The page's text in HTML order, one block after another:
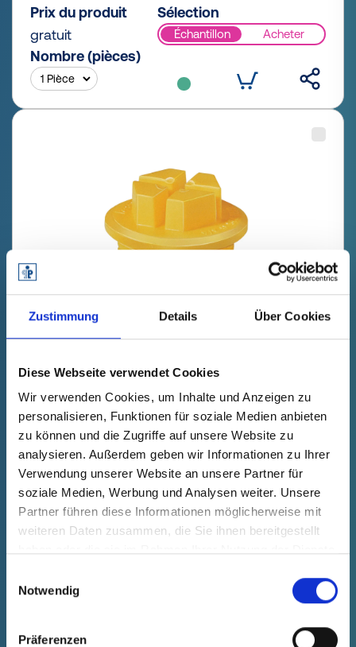
Zustimmung Details Über Cookies
Diese Webseite verwendet Cookies
Wir verwenden Cookies, um Inhalte und Anzeigen zu
personalisieren, Funktionen für soziale Medien anbieten
zu können und die Zugriffe auf unsere Website zu
analysieren. Außerdem geben wir Informationen zu Ihrer
Verwendung unserer Website an unsere Partner für
soziale Medien, Werbung und Analysen weiter. Unsere
Partner führen diese Informationen möglicherweise mit
weiteren Daten zusammen, die Sie ihnen bereitgestellt
Notwendig
Präferenzen
Prix du produit
gratuit
Sélection
Échantillon Acheter
Nombre (pièces)
GPN 736 M 18 X 1,5 PA 6, jaune
Données techniques
afficher
N° de
commande
73618150000
Prix du produit
gratuit
Sélection
Échantillon Acheter
Nombre (pièces)